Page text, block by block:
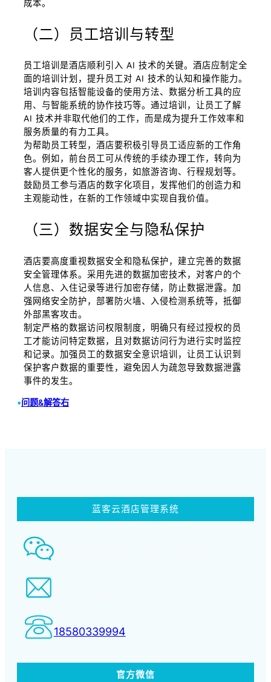
成本。
（二）员工培训与转型
员工培训是酒店顺利引入 AI 技术的关键。酒店应制定全
面的培训计划，提升员工对 AI 技术的认知和操作能力。
培训内容包括智能设备的使用方法、数据分析工具的应
用、与智能系统的协作技巧等。通过培训，让员工了解
AI 技术并非取代他们的工作，而是成为提升工作效率和
服务质量的有力工具。
为帮助员工转型，酒店要积极引导员工适应新的工作角
色。例如，前台员工可从传统的手续办理工作，转向为
客人提供更个性化的服务，如旅游咨询、行程规划等。
鼓励员工参与酒店的数字化项目，发挥他们的创造力和
主观能动性，在新的工作领域中实现自我价值。
（三）数据安全与隐私保护
酒店要高度重视数据安全和隐私保护，建立完善的数据
安全管理体系。采用先进的数据加密技术，对客户的个
人信息、入住记录等进行加密存储，防止数据泄露。加
强网络安全防护，部署防火墙、入侵检测系统等，抵御
外部黑客攻击。
制定严格的数据访问权限制度，明确只有经过授权的员
工才能访问特定数据，且对数据访问行为进行实时监控
和记录。加强员工的数据安全意识培训，让员工认识到
保护客户数据的重要性，避免因人为疏忽导致数据泄露
事件的发生。
•问题&解答右
蓝客云酒店管理系统
智慧酒店事业部： 18580339994
18580339994
官方微信